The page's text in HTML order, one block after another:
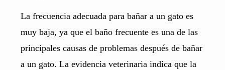
La frecuencia adecuada para bañar a un gato es
muy baja, ya que el baño frecuente es una de las
principales causas de problemas después de bañar
a un gato. La evidencia veterinaria indica que la